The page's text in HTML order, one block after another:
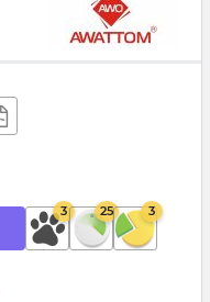
3 25 3